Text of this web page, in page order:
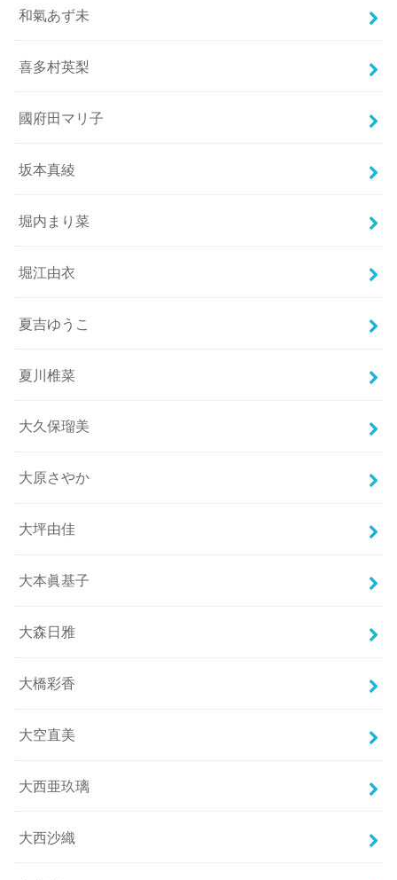
和氣あず未
喜多村英梨
國府田マリ子
坂本真綾
堀内まり菜
堀江由衣
夏吉ゆうこ
夏川椎菜
大久保瑠美
大原さやか
大坪由佳
大本眞基子
大森日雅
大橋彩香
大空直美
大西亜玖璃
大西沙織